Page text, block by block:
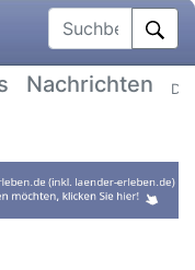
Suchbegriff
Nachrichten